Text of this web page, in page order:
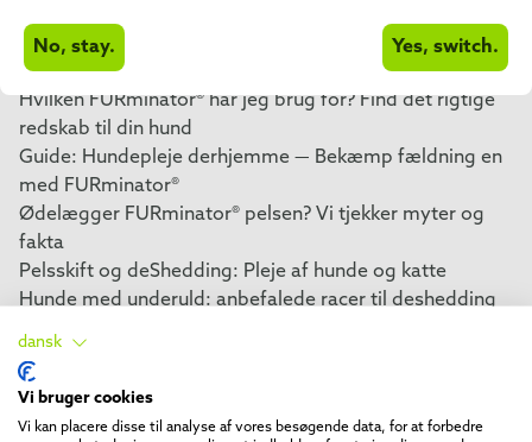
nemmere
Fjern løse hår
Hvilken FURminator® har jeg brug for? Find det rigtige
redskab til din hund
Guide: Hundepleje derhjemme — Bekæmp fældning en
med FURminator®
Ødelægger FURminator® pelsen? Vi tjekker myter og
fakta
Pelsskift og deShedding: Pleje af hunde og katte
Hunde med underuld: anbefalede racer til deshedding
Hvilke hunderacer anbefales ikke til deShedding?
Hvilke katteracer anbefales ikke til deShedding?
No, stay. Yes, switch.
dansk
Vi bruger cookies
Vi kan placere disse til analyse af vores besøgende data, for at forbedre